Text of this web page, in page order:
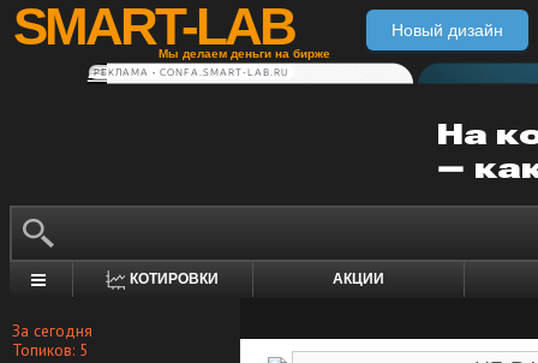
SMART-LAB
Мы делаем деньги на бирже
Новый дизайн
РЕКЛАМА • CONFA.SMART-LAB.RU
КОТИРОВКИ АКЦИИ
За сегодня
Топиков: 5